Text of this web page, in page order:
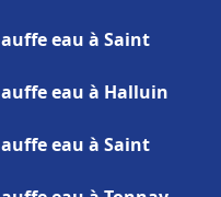
eau à Saint
eau à Halluin
eau à Saint